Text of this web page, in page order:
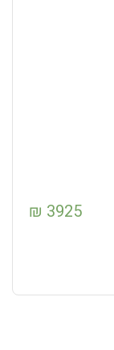
3925
₪